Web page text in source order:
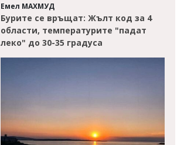
Емел МАХМУД
Бурите се връщат: Жълт код за 4
области, температурите "падат
леко" до 30-35 градуса